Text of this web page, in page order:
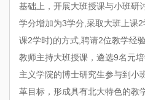
基础上，开展大班授课与小班研
学分增加为3学分,采取大班上课
课2学时)的方式,聘请2位教学经
教师主持大班授课，遴选9名元
主义学院的博士研究生参与到小
革目标，形成具有北大特色的教